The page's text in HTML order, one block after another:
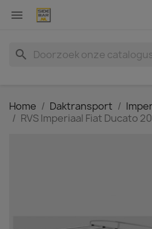

search
Home Daktransport
RVS Imperiaal Fiat Ducato